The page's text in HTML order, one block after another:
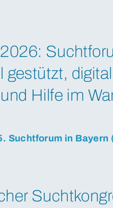
gestützt,
Hilfe im
Suchtforum in